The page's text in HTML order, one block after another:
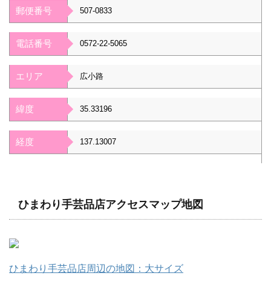
郵便番号 507-0833
電話番号 0572-22-5065
エリア 広小路
緯度 35.33196
経度 137.13007
ひまわり手芸品店アクセスマップ地図
ひまわり手芸品店周辺の地図：大サイズ